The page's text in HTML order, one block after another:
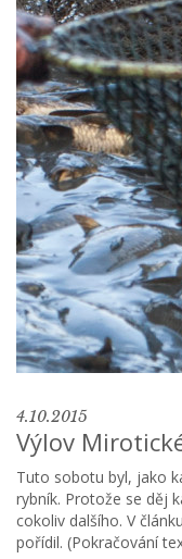
4.10.2015
Výlov
Tuto sobotu byl, jako
rybník. Protože se děj
cokoliv dalšího. V
pořídil. (Pokračování